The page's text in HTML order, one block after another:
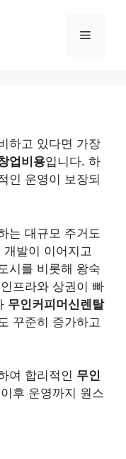
메
하고 있다면 가장
업비용입니다. 하
인 운영이 보장되
는 대규모 주거도
발이 이어지고
시를 비롯해 왕숙
프라와 상권이 빠
무인커피머신렌탈
꾸준히 증가하고
여 합리적인 무인
후 운영까지 원스